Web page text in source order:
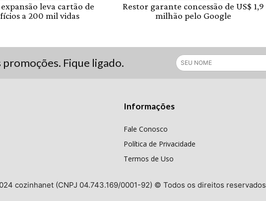
leva cartão de
a 200 mil vidas
Restor garante concessão de US$ 1,9
milhão pelo Google
Fique ligado.
Informações
Fale Conosco
Política de Privacidade
Termos de Uso
cozinhanet (CNPJ 04.743.169/0001-92) © Todos os direitos reservados